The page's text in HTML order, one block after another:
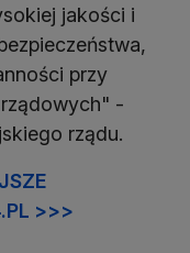
jakości i
przy
-
rządu.
>>>